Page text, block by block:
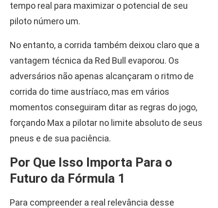
tempo real para maximizar o potencial de seu
piloto número um.
No entanto, a corrida também deixou claro que a
vantagem técnica da Red Bull evaporou. Os
adversários não apenas alcançaram o ritmo de
corrida do time austríaco, mas em vários
momentos conseguiram ditar as regras do jogo,
forçando Max a pilotar no limite absoluto de seus
pneus e de sua paciência.
Por Que Isso Importa Para o
Futuro da Fórmula 1
Para compreender a real relevância desse